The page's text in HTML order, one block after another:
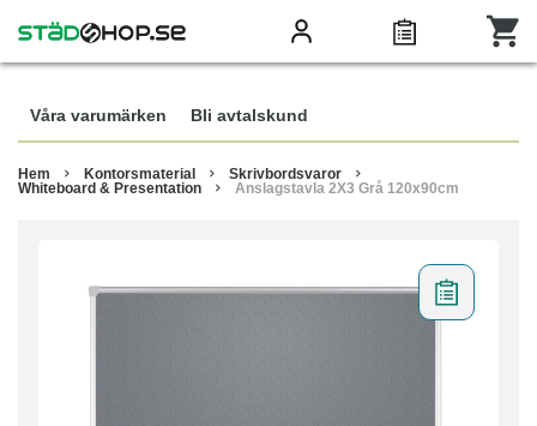
Våra varumärken Bli avtalskund
Hem Kontorsmaterial
Skrivbordsvaror
Whiteboard & Presentation
Anslagstavla 2X3 Grå 120x90cm